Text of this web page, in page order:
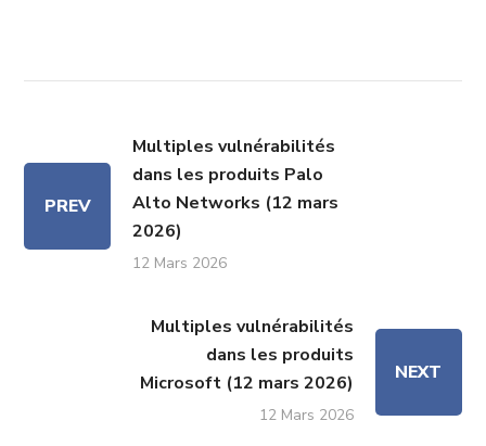
PREV
Multiples vulnérabilités
dans les produits Palo
Alto Networks (12 mars
2026)
12 Mars 2026
Multiples vulnérabilités
dans les produits
Microsoft (12 mars 2026)
12 Mars 2026
NEXT